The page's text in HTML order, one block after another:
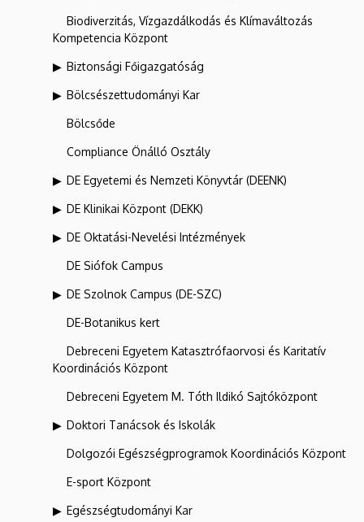
Biodiverzitás, Vízgazdálkodás és Klímaváltozás
Kompetencia Központ
Biztonsági Főigazgatóság
Bölcsészettudományi Kar
Bölcsőde
Compliance Önálló Osztály
DE Egyetemi és Nemzeti Könyvtár (DEENK)
DE Klinikai Központ (DEKK)
DE Oktatási-Nevelési Intézmények
DE Siófok Campus
DE Szolnok Campus (DE-SZC)
DE-Botanikus kert
Debreceni Egyetem Katasztrófaorvosi és Karitatív
Koordinációs Központ
Debreceni Egyetem M. Tóth Ildikó Sajtóközpont
Doktori Tanácsok és Iskolák
Dolgozói Egészségprogramok Koordinációs Központ
E-sport Központ
Egészségtudományi Kar